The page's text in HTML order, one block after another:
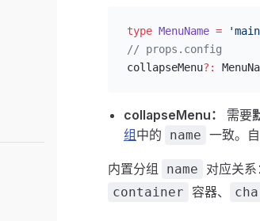
type MenuName =
// props.config
collapseMenu?:
collapseMenu： 需要
组 中的 name 一致。
内置分组 name 对应关系
container 容器、